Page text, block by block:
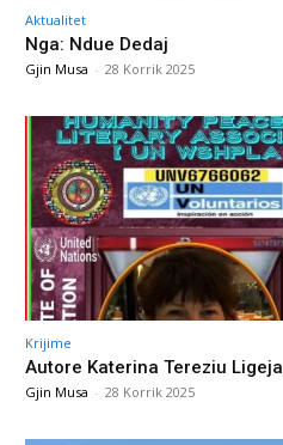
Aktualitet
Nga: Ndue Dedaj
Gjin Musa - 28 Korrik 2025
Krijime
Autore Katerina Tereziu Ligeja
Gjin Musa - 28 Korrik 2025